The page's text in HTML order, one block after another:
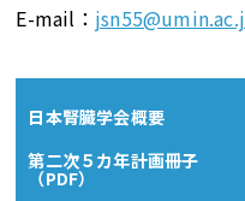
日本腎臓学会概要
第二次５カ年計画冊子
（PDF）
E-mail：